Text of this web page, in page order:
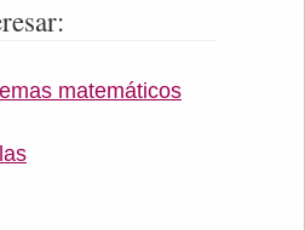
matemáticos